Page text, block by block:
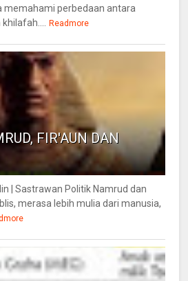
memahami perbedaan antara
Readmore
FIR'AUN DAN
| Sastrawan Politik Namrud dan
merasa lebih mulia dari manusia,